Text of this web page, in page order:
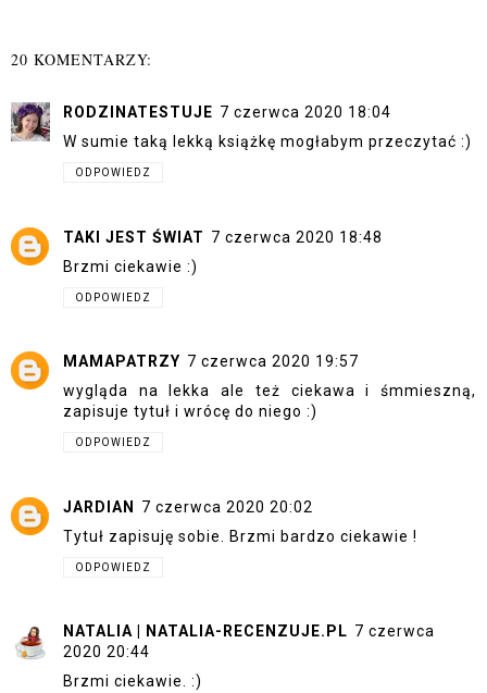
20 KOMENTARZY:
RODZINATESTUJE 7 czerwca 2020 18:04
W sumie taką lekką książkę mogłabym przeczytać :)
ODPOWIEDZ
TAKI JEST ŚWIAT 7 czerwca 2020 18:48
Brzmi ciekawie :)
ODPOWIEDZ
MAMAPATRZY 7 czerwca 2020 19:57
wygląda na lekka ale też ciekawa i śmmieszną,
zapisuje tytuł i wrócę do niego :)
ODPOWIEDZ
JARDIAN
7 czerwca 2020 20:02
Tytuł zapisuję sobie. Brzmi bardzo ciekawie !
ODPOWIEDZ
NATALIA | NATALIA-RECENZUJE.PL 7 czerwca
2020 20:44
Brzmi ciekawie. :)